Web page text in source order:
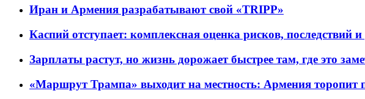
Иран и Армения разрабатывают свой «TRIPP»
Каспий отступает: комплексная оценка рисков, последствий
Зарплаты растут, но жизнь дорожает быстрее там, где это
«Маршрут Трампа» выходит на местность: Армения